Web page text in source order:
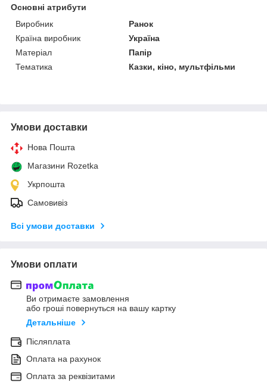
Основні атрибути
Виробник
Ранок
Країна виробник
Україна
Матеріал
Папір
Тематика
Казки, кіно, мультфільми
Умови доставки
Нова Пошта
Магазини Rozetka
Укрпошта
Самовивіз
Всі умови доставки
Умови оплати
Ви отримаєте замовлення
або гроші повернуться на вашу картку
Детальніше
Післяплата
Оплата на рахунок
Оплата за реквізитами